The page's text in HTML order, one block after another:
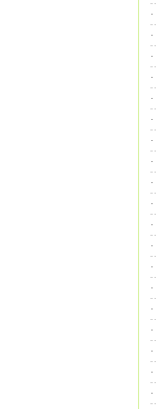
·
·
·
·
·
·
·
·
·
·
·
·
·
·
·
·
·
·
·